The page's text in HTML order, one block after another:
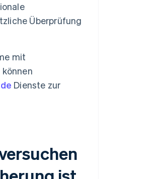
Überprüfung
mit
Dienste zur